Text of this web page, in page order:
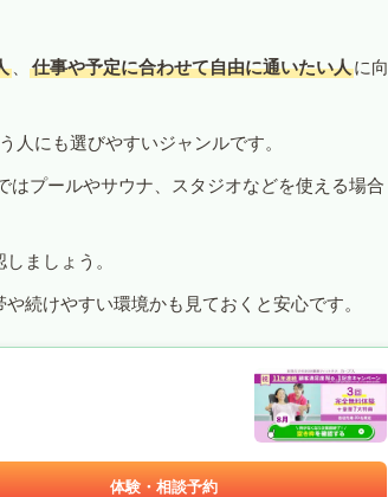
、 仕事や予定に合わせて自由に通いたい人に向
人にも選びやすいジャンルです。
プールやサウナ、スタジオなどを使える場合
ましょう。
続けやすい環境かも見ておくと安心です。
体験・相談予約